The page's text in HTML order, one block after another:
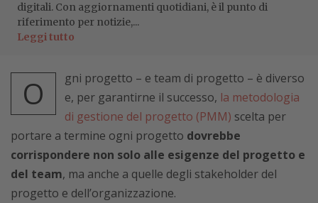
digitali. Con aggiornamenti quotidiani, è il punto di
riferimento per notizie,...
Leggi tutto
O
gni progetto – e team di progetto – è diverso
e, per garantirne il successo, la metodologia
di gestione del progetto (PMM) scelta per
portare a termine ogni progetto dovrebbe
corrispondere non solo alle esigenze del progetto e
del team, ma anche a quelle degli stakeholder del
progetto e dell’organizzazione.